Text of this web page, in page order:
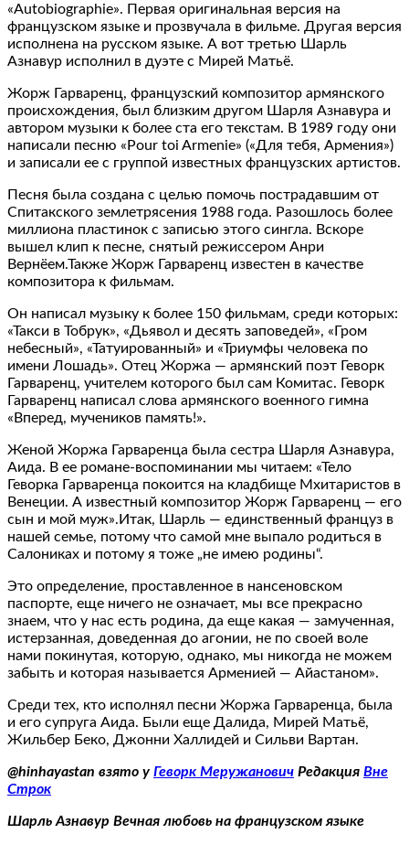
«Autobiographie». Первая оригинальная версия на
французском языке и прозвучала в фильме. Другая версия
исполнена на русском языке. А вот третью Шарль
Азнавур исполнил в дуэте с Мирей Матьё.
Жорж Гарваренц, французский композитор армянского
происхождения, был близким другом Шарля Азнавура и
автором музыки к более ста его текстам. В 1989 году они
написали песню «Pour toi Armenie» («Для тебя, Армения»)
и записали ее с группой известных французских артистов.
Песня была создана с целью помочь пострадавшим от
Спитакского землетрясения 1988 года. Разошлось более
миллиона пластинок с записью этого сингла. Вскоре
вышел клип к песне, снятый режиссером Анри
Вернёем.Также Жорж Гарваренц известен в качестве
композитора к фильмам.
Он написал музыку к более 150 фильмам, среди которых:
«Такси в Тобрук», «Дьявол и десять заповедей», «Гром
небесный», «Татуированный» и «Триумфы человека по
имени Лошадь». Отец Жоржа — армянский поэт Геворк
Гарваренц, учителем которого был сам Комитас. Геворк
Гарваренц написал слова армянского военного гимна
«Вперед, мучеников память!».
Женой Жоржа Гарваренца была сестра Шарля Азнавура,
Аида. В ее романе-воспоминании мы читаем: «Тело
Геворка Гарваренца покоится на кладбище Мхитаристов в
Венеции. А известный композитор Жорж Гарваренц — его
сын и мой муж».Итак, Шарль — единственный француз в
нашей семье, потому что самой мне выпало родиться в
Салониках и потому я тоже „не имею родины“.
Это определение, проставленное в нансеновском
паспорте, еще ничего не означает, мы все прекрасно
знаем, что у нас есть родина, да еще какая — замученная,
истерзанная, доведенная до агонии, не по своей воле
нами покинутая, которую, однако, мы никогда не можем
забыть и которая называется Арменией — Айастаном».
Среди тех, кто исполнял песни Жоржа Гарваренца, была
и его супруга Аида. Были еще Далида, Мирей Матьё,
Жильбер Беко, Джонни Халлидей и Сильви Вартан.
@hinhayastan взято у Геворк Меружанович Редакция Вне
Строк
Шарль Азнавур Вечная любовь на французском языке